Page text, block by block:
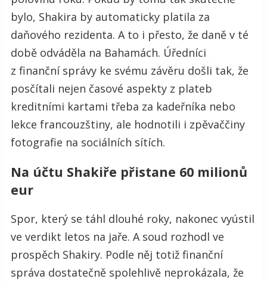
bylo, Shakira by automaticky platila za
daňového rezidenta. A to i přesto, že daně v té
době odváděla na Bahamách. Úředníci
z finanční správy ke svému závěru došli tak, že
posčítali nejen časové aspekty z plateb
kreditními kartami třeba za kadeřníka nebo
lekce francouzštiny, ale hodnotili i zpěvaččiny
fotografie na sociálních sítích.
Na účtu Shakiře přistane 60 milionů
eur
Spor, který se táhl dlouhé roky, nakonec vyústil
ve verdikt letos na jaře. A soud rozhodl ve
prospěch Shakiry. Podle něj totiž finanční
správa dostatečně spolehlivě neprokázala, že